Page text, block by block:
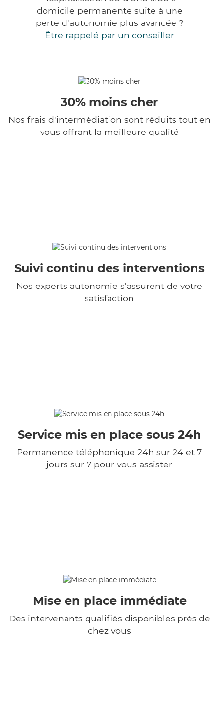
domicile permanente suite à une
perte d'autonomie plus avancée ?
Être rappelé par un conseiller
30% moins cher
Nos frais d'intermédiation sont réduits tout en
vous offrant la meilleure qualité
Suivi continu des interventions
Nos experts autonomie s'assurent de votre
satisfaction
Service mis en place sous 24h
Permanence téléphonique 24h sur 24 et 7
jours sur 7 pour vous assister
Mise en place immédiate
Des intervenants qualifiés disponibles près de
chez vous